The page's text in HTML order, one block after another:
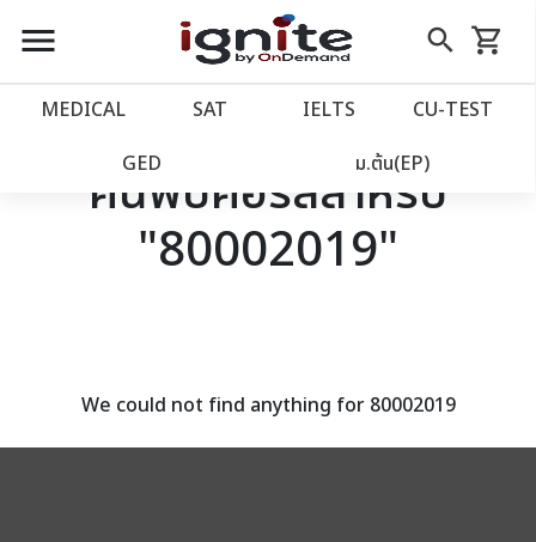
close
account_balance หน้าแรก
เว็บไซต์อิกไนท์
โปรโมชั่น
assignment ลงทะเบียน
menu search
Skip
to
shopping_cart
รถเข็น
MEDICAL SAT IELTS CU‑TEST
GED ม.ต้น(EP)
ค้นพบคอร์สสำหรับ
"80002019"
We could not find anything for 80002019